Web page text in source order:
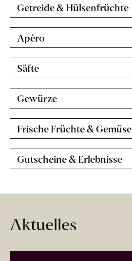
Getreide & Hülsenfrüchte
Apéro
Säfte
Gewürze
Frische Früchte & Gemüse
Gutscheine & Erlebnisse
Aktuelles